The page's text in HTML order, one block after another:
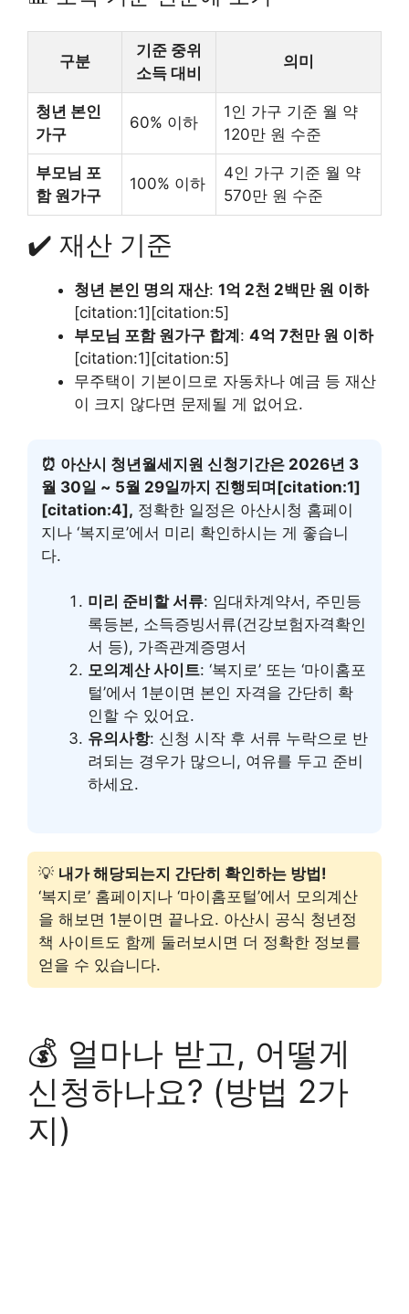
구분
기준 중위
소득 대비
의미
청년 본인
가구
60% 이하
1인 가구 기준 월 약
120만 원 수준
부모님 포
함 원가구
100% 이하
4인 가구 기준 월 약
570만 원 수준
✔️ 재산 기준
청년 본인 명의 재산: 1억 2천 2백만 원 이하
[citation:1][citation:5]
부모님 포함 원가구 합계 : 4억 7천만 원 이하
[citation:1][citation:5]
무주택이 기본이므로 자동차나 예금 등 재산
이 크지 않다면 문제될 게 없어요.
⏰ 아산시 청년월세지원 신청기간은 2026년 3
월 30일 ~ 5월 29일까지 진행되며[citation:1]
[citation:4], 정확한 일정은 아산시청 홈페이
지나 ‘복지로’에서 미리 확인하시는 게 좋습니
다.
미리 준비할 서류: 임대차계약서, 주민등
록등본, 소득증빙서류(건강보험자격확인
서 등), 가족관계증명서
모의계산 사이트: ‘복지로’ 또는 ‘마이홈포
털’에서 1분이면 본인 자격을 간단히 확
인할 수 있어요.
유의사항: 신청 시작 후 서류 누락으로 반
려되는 경우가 많으니, 여유를 두고 준비
하세요.
💡 내가 해당되는지 간단히 확인하는 방법!
‘복지로’ 홈페이지나 ‘마이홈포털’에서 모의계산
을 해보면 1분이면 끝나요. 아산시 공식 청년정
책 사이트도 함께 둘러보시면 더 정확한 정보를
얻을 수 있습니다.
💰 얼마나 받고, 어떻게
신청하나요? (방법 2가
지)